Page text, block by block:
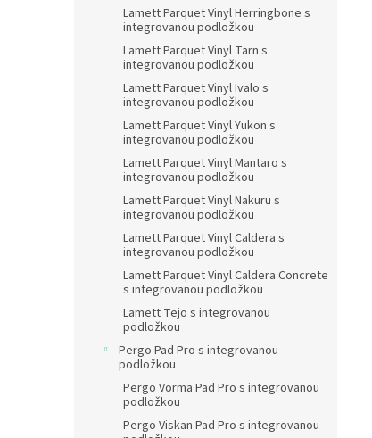
Lamett Parquet Vinyl Herringbone s
integrovanou podložkou
Lamett Parquet Vinyl Tarn s
integrovanou podložkou
Lamett Parquet Vinyl Ivalo s
integrovanou podložkou
Lamett Parquet Vinyl Yukon s
integrovanou podložkou
Lamett Parquet Vinyl Mantaro s
integrovanou podložkou
Lamett Parquet Vinyl Nakuru s
integrovanou podložkou
Lamett Parquet Vinyl Caldera s
integrovanou podložkou
Lamett Parquet Vinyl Caldera Concrete
s integrovanou podložkou
Lamett Tejo s integrovanou
podložkou
Pergo Pad Pro s integrovanou
podložkou
Pergo Vorma Pad Pro s integrovanou
podložkou
Pergo Viskan Pad Pro s integrovanou